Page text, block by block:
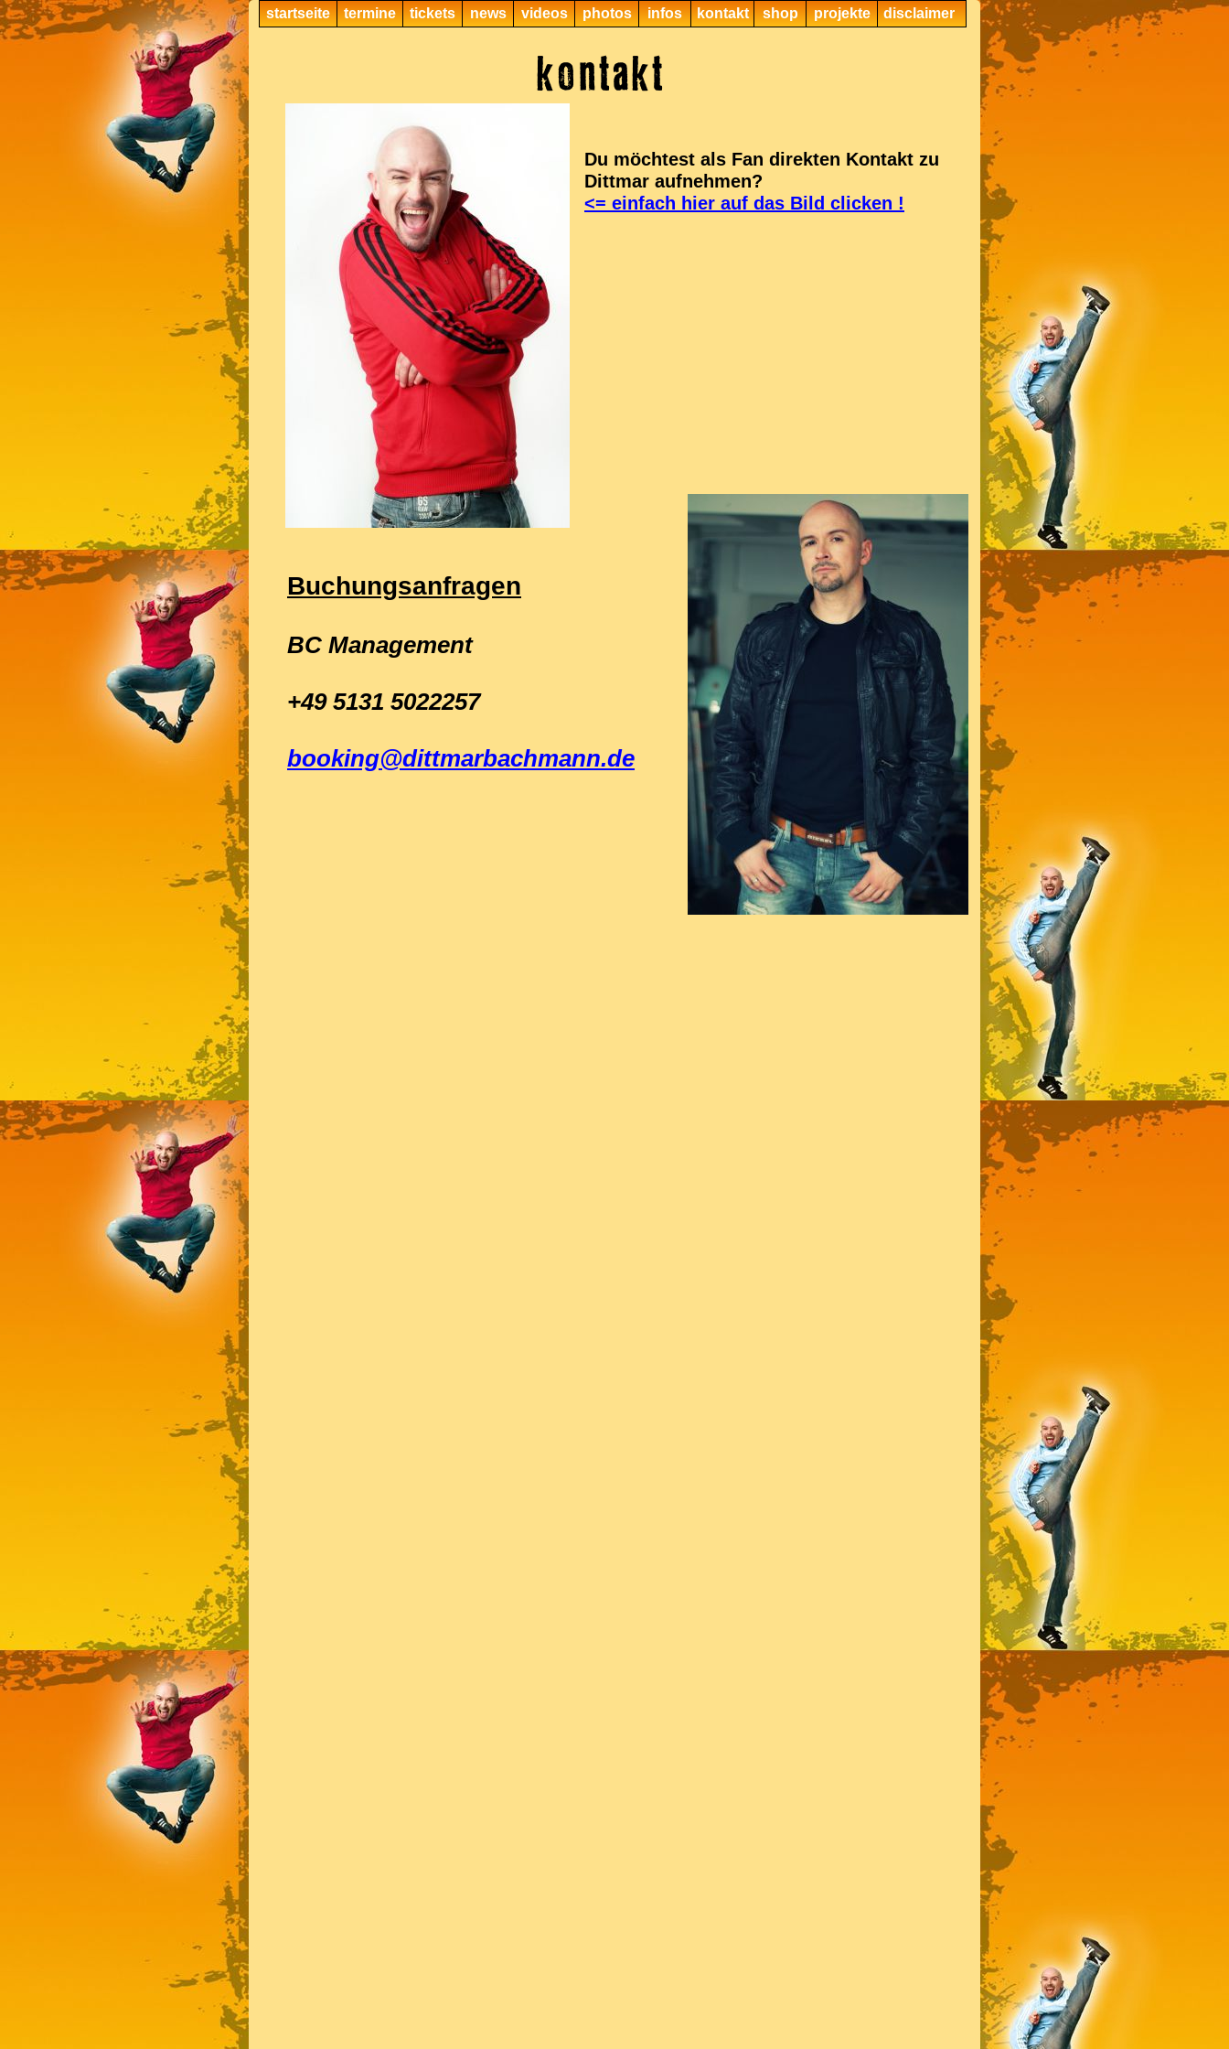
startseite termine tickets news videos photos infos kontakt shop projekte disclaimer
Buchungsanfragen
BC Management
+49 5131 5022257
booking@dittmarbachmann.de
Du möchtest als Fan direkten Kontakt zu
Dittmar aufnehmen?
<= einfach hier auf das Bild clicken !